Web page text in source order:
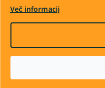
Več informacij